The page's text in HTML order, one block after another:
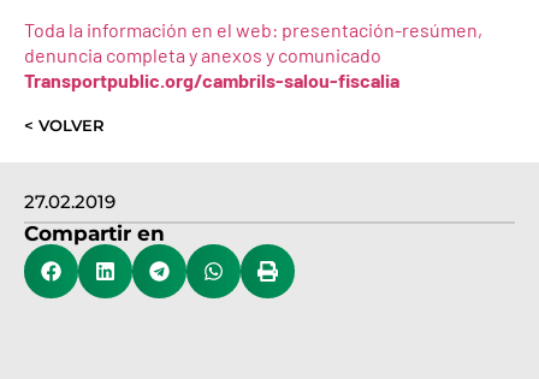
27.02.2019
Compartir en
Toda la información en el web: presentación-resúmen,
denuncia completa y anexos y comunicado
Transportpublic.org/cambrils-salou-fiscalia
< VOLVER